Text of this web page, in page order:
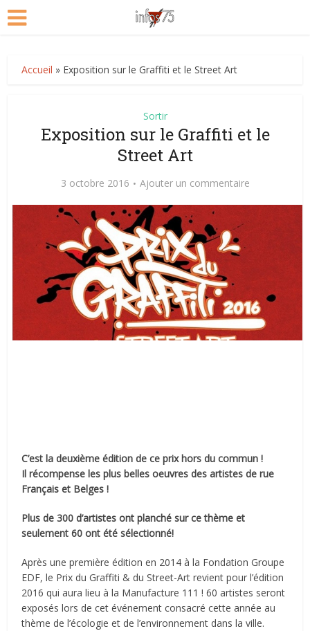
Accueil » Exposition sur le Graffiti et le Street Art
Sortir
Exposition sur le Graffiti et le
Street Art
3 octobre 2016 Ajouter un commentaire
C’est la deuxième édition de ce prix hors du commun !
Il récompense les plus belles oeuvres des artistes de rue
Français et Belges !
Plus de 300 d’artistes ont planché sur ce thème et
seulement 60 ont été sélectionné!
Après une première édition en 2014 à la Fondation Groupe
EDF, le Prix du Graffiti & du Street-Art revient pour l’édition
2016 qui aura lieu à la Manufacture 111 ! 60 artistes seront
exposés lors de cet événement consacré cette année au
thème de l’écologie et de l’environnement dans la ville.